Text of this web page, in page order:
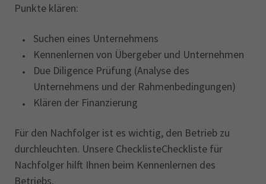
Punkte klären:
Suchen eines Unternehmens
Kennenlernen von Übergeber und Unternehmen
Due Diligence Prüfung (Analyse des
Unternehmens und der Rahmenbedingungen)
Klären der Finanzierung
Für den Nachfolger ist es wichtig, den Betrieb zu
durchleuchten. Unsere ChecklisteCheckliste für
Nachfolger hilft Ihnen beim Kennenlernen des
Betriebs.